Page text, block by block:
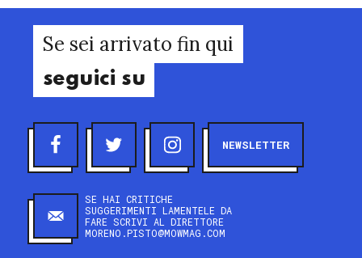
Se sei arrivato fin qui
seguici su
NEWSLETTER
SE HAI CRITICHE
SUGGERIMENTI LAMENTELE DA
FARE SCRIVI AL DIRETTORE
MORENO.PISTO@MOWMAG.COM